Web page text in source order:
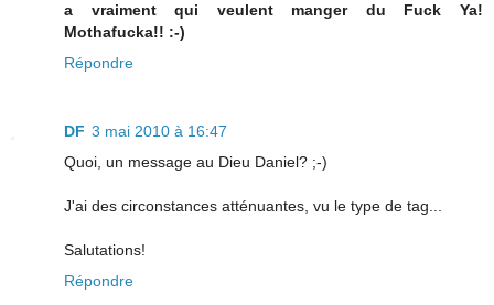
a vraiment qui veulent manger du Fuck Ya!
Mothafucka!! :-)
Répondre
DF 3 mai 2010 à 16:47
Quoi, un message au Dieu Daniel? ;-)
J'ai des circonstances atténuantes, vu le type de tag...
Salutations!
Répondre